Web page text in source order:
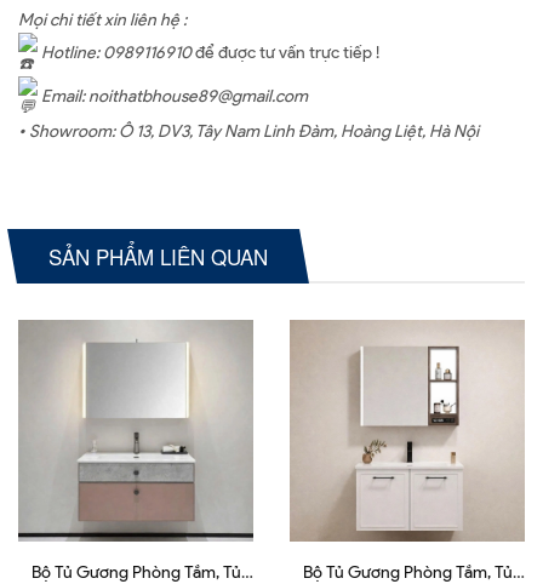
Mọi chi tiết xin liên hệ :
Hotline: 0989116910để được tư vấn trực tiếp !
Email: noithatbhouse89@gmail.com
• Showroom: Ô 13, DV3, Tây Nam Linh Đàm, Hoàng Liệt, Hà Nội
SẢN PHẨM LIÊN QUAN
Bộ Tủ Gương Phòng Tắm, Tủ
Bộ Tủ Gương Phòng Tắm, Tủ